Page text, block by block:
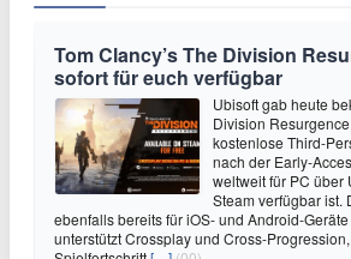
Tom Clancy’s The Division
sofort für euch verfügbar
Ubisoft gab heute
Division
kostenlose Third-
nach der Early-
weltweit für PC über
Steam verfügbar ist.
ebenfalls bereits für iOS- und Android-
unterstützt Crossplay und Cross-